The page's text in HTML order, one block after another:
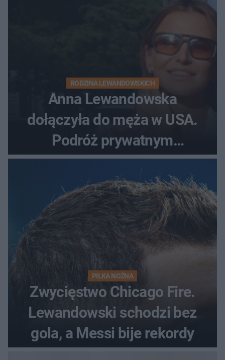
RODZINA LEWANDOWSKICH
Anna Lewandowska
dołączyła do męża w USA.
Podróż prywatnym
odrzutowcem to dopiero
początek!
PIŁKA NOŻNA
Zwycięstwo Chicago Fire.
Lewandowski schodzi bez
gola, a Messi bije rekordy